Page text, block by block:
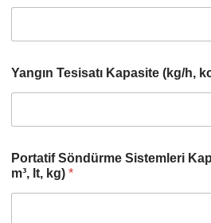
Yangın Tesisatı Kapasite (kg/h,
Portatif Söndürme Sistemleri
m³, lt, kg) *